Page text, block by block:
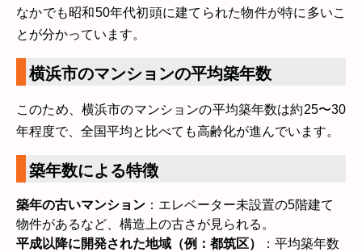
なかでも昭和50年代初頭に建てられた物件が特に多いこ
とが分かっています。
横浜市のマンションの平均築年数
このため、横浜市のマンションの平均築年数は約25〜30
年程度で、全国平均と比べても高齢化が進んでいます。
築年数による特徴
築年の古いマンション ：エレベーター未設置の5階建て
物件があるなど、構造上の古さが見られる。
平成以降に開発された地域（例：都筑区）
：平均築年数